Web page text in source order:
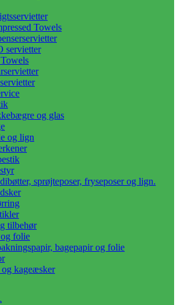
Towels
servietter
og glas
og lign
sprøjteposer, fryseposer og lign.
tilbehør
folie
bagepapir og folie
kageæsker